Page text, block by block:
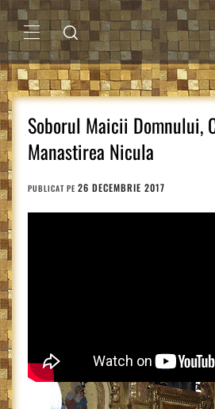
Sari
la
conținutMENIU
PRINCIPAL
Soborul Maicii Domnului,
Manastirea Nicula
PUBLICAT PE 26 DECEMBRIE 2017